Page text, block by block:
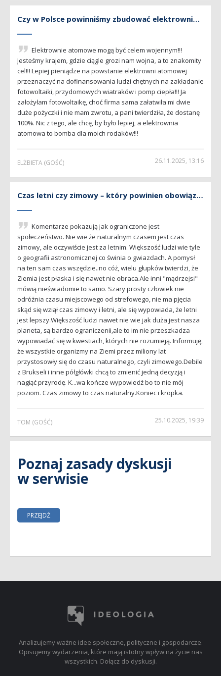
Czy w Polsce powinniśmy zbudować elektrownię atomową? (...)
Elektrownie atomowe mogą być celem wojennym!!!
Jesteśmy krajem, gdzie ciągle grozi nam wojna, a to znakomity
cel!!! Lepiej pieniądze na powstanie elektrowni atomowej
przeznaczyć na dofinansowania ludzi chętnych na zakładanie
fotowoltaiki, przydomowych wiatraków i pomp ciepła!!! Ja
założyłam fotowoltaikę, choć firma sama załatwiła mi dwie
duże pożyczki i nie mam zwrotu, a pani twierdziła, że dostanę
100%. Nic z tego, ale chcę, by było lepiej, a elektrownia
atomowa to bomba dla moich rodaków!!!
ELŻBIETA (GOŚĆ) 26.11.2025, 13:16
Czas letni czy zimowy – który powinien obowiązywać (...)
Komentarze pokazują jak ograniczone jest
społeczeństwo. Nie wie że naturalnym czasem jest czas
zimowy, ale oczywiście jest za letnim. Większość ludzi wie tyle
o geografii astronomicznej co świnia o gwiazdach. A pomysł
na ten sam czas wszędzie..no cóż, wielu głupków twierdzi, że
Ziemia jest płaska i się nawet nie obraca.Ale inni "mądrzejsi"
mówią nieświadomie to samo. Szary prosty człowiek nie
odróżnia czasu miejscowego od strefowego, nie ma pjęcia
skąd się wziął czas zimowy i letni, ale się wypowiada, że letni
jest lepszy.Większość ludzi nawet nie wie jak duża jest nasza
planeta, są bardzo ograniczenii,ale to im nie przeszkadza
wypowiadać się w kwestiach, których nie rozumieją. Informuję,
że wszystkie organizmy na Ziemi przez miliony lat
przystosowły się do czasu naturalnego, czyli zimowego.Debile
z Brukseli i inne półgłówki chcą to zmienić jedną decyzją i
nagiąć przyrodę. K...wa kończe wypowiedź bo to nie mój
poziom. Czas zimowy to czas naturalny.Koniec i kropka.
TOM (GOŚĆ) 25.10.2025, 19:39
Poznaj zasady dyskusji
w serwisie
PRZEJDŹ
Analizujemy ważne idee społeczne, polityczne i gospodarcze.
Opisujemy wydarzenia, które mają istotny wpływ na życie nas
wszystkich. Dołącz do dyskusji.